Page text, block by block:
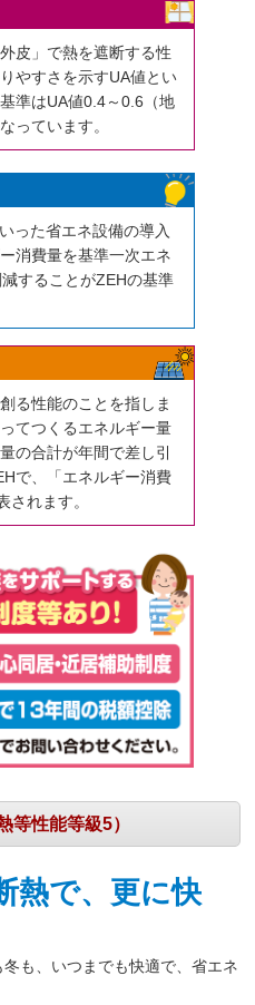
皮」で熱を遮断する性
やすさを示すUA値とい
準はUA値0.4～0.6（地
っています。
った省エネ設備の導入
消費量を基準一次エネ
することがZEHの基準
る性能のことを指しま
てつくるエネルギー量
の合計が年間で差し引
で、「エネルギー消費
されます。
等性能等級5）
熱で、更に快
も、いつまでも快適で、省エネ